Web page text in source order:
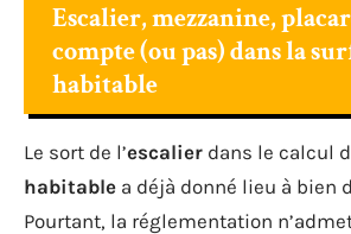
Escalier, mezzanine,
compte (ou pas) dans la
habitable
Le sort de l’escalier dans le calcul
habitable a déjà donné lieu à bien
Pourtant, la réglementation